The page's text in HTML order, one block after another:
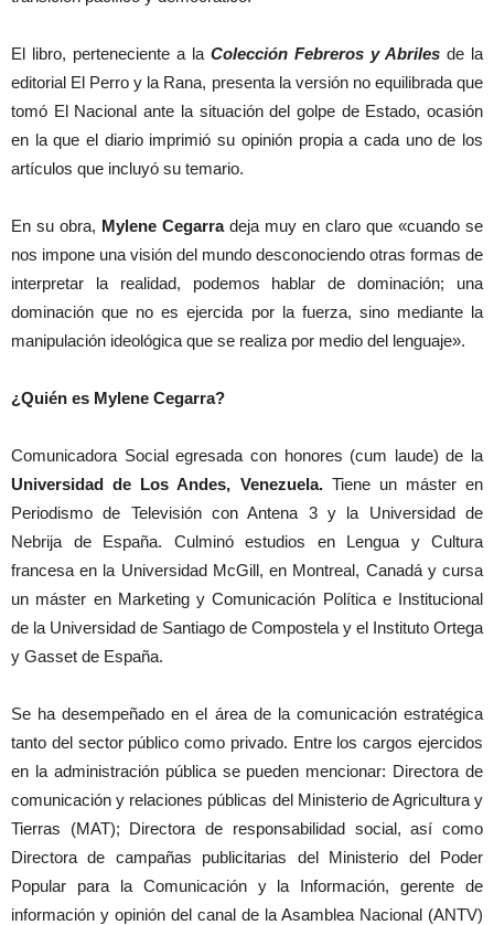
El libro, perteneciente a la Colección Febreros y Abriles de la
editorial El Perro y la Rana, presenta la versión no equilibrada que
tomó El Nacional ante la situación del golpe de Estado, ocasión
en la que el diario imprimió su opinión propia a cada uno de los
artículos que incluyó su temario.
En su obra, Mylene Cegarra deja muy en claro que «cuando se
nos impone una visión del mundo desconociendo otras formas de
interpretar la realidad, podemos hablar de dominación; una
dominación que no es ejercida por la fuerza, sino mediante la
manipulación ideológica que se realiza por medio del lenguaje».
¿Quién es Mylene Cegarra?
Comunicadora Social egresada con honores (cum laude) de la
Universidad de Los Andes, Venezuela.Tiene un máster en
Periodismo de Televisión con Antena 3 y la Universidad de
Nebrija de España. Culminó estudios en Lengua y Cultura
francesa en la Universidad McGill, en Montreal, Canadá y cursa
un máster en Marketing y Comunicación Política e Institucional
de la Universidad de Santiago de Compostela y el Instituto Ortega
y Gasset de España.
Se ha desempeñado en el área de la comunicación estratégica
tanto del sector público como privado. Entre los cargos ejercidos
en la administración pública se pueden mencionar: Directora de
comunicación y relaciones públicas del Ministerio de Agricultura y
Tierras (MAT); Directora de responsabilidad social, así como
Directora de campañas publicitarias del Ministerio del Poder
Popular para la Comunicación y la Información, gerente de
información y opinión del canal de la Asamblea Nacional (ANTV)